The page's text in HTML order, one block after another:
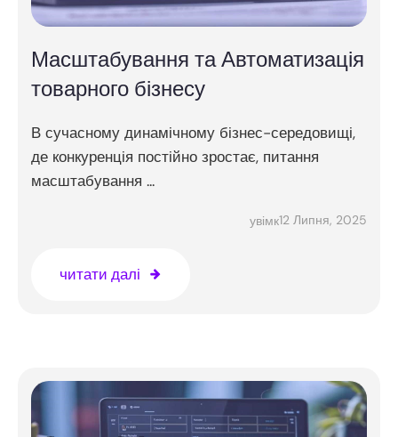
Масштабування та Автоматизація
товарного бізнесу
В сучасному динамічному бізнес-середовищі,
де конкуренція постійно зростає, питання
масштабування ...
увімк12 Липня, 2025
читати далі